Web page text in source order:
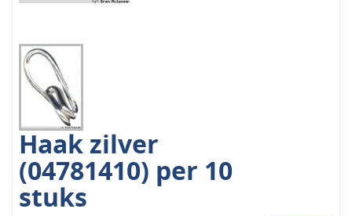
Haak zilver
(04781410) per 10
stuks